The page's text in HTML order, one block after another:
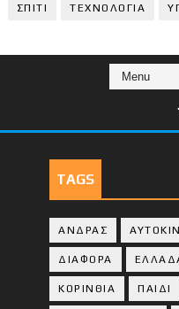
ΣΠΙΤΙ ΤΕΧΝΟΛΟΓΙΑ
TAGS
ΑΝΔΡΑΣ
ΔΙΑΦΟΡΑ
ΚΟΡΙΝΘΙA ΠΑΙΔΙ